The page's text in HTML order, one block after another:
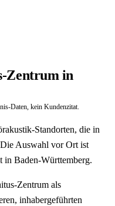
Zentrum in
Daten, kein Kundenzitat.
Standorten, die in
Auswahl vor Ort ist
in Baden-Württemberg.
Zentrum als
inhabergeführten